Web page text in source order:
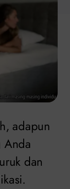
adapun
Anda
dan